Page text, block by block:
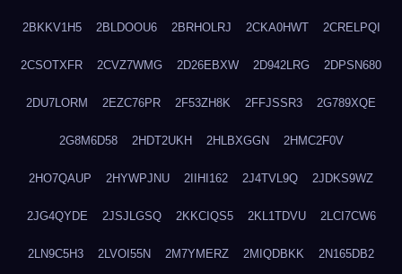
2BKKV1H5 2BLDOOU6 2BRHOLRJ 2CKA0HWT 2CRELPQI
2CSOTXFR 2CVZ7WMG 2D26EBXW 2D942LRG 2DPSN680
2DU7LORM 2EZC76PR 2F53ZH8K 2FFJSSR3 2G789XQE
2G8M6D58 2HDT2UKH 2HLBXGGN 2HMC2F0V
2HO7QAUP 2HYWPJNU 2IIHI162 2J4TVL9Q 2JDKS9WZ
2JG4QYDE 2JSJLGSQ 2KKCIQS5 2KL1TDVU 2LCI7CW6
2LN9C5H3 2LVOI55N 2M7YMERZ 2MIQDBKK 2N165DB2